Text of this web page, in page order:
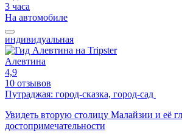
3 часа
На автомобиле
индивидуальная
Алевтина
4,9
10 отзывов
Путраджая: город-сказка, город-сад
Увидеть вторую столицу Малайзии и её
достопримечательности